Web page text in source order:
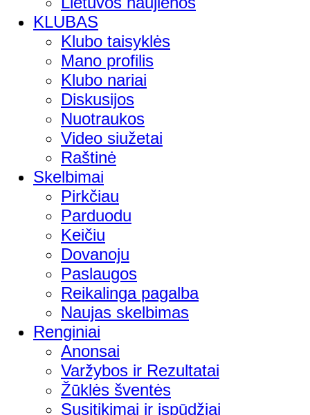
KLUBAS
Klubo taisyklės
Mano profilis
Klubo nariai
Diskusijos
Nuotraukos
Video siužetai
Raštinė
Skelbimai
Pirkčiau
Parduodu
Keičiu
Dovanoju
Paslaugos
Reikalinga pagalba
Naujas skelbimas
Renginiai
Anonsai
Varžybos ir Rezultatai
Žūklės šventės
Susitikimai ir įspūdžiai